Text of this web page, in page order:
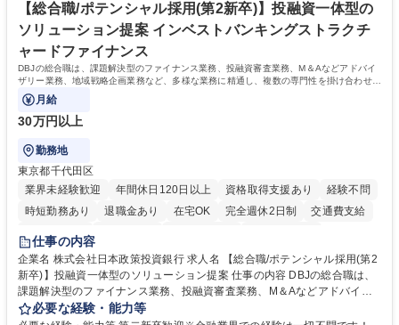
社員から頼られる存在になることができます。平均19:30の退勤以降の業
務の持ち帰りも禁止されており、メリハリのある働き方となります。 学
歴・資格 学歴：大学院 大学 高専 短大 語学力： 資格：
【総合職/ポテンシャル採用(第2新卒)】投融資一体型の
ソリューション提案 インベストバンキングストラクチ
ャードファイナンス
DBJの総合職は、課題解決型のファイナンス業務、投融資審査業務、M＆Aなどアドバイ
ザリー業務、地域戦略企画業務など、多様な業務に精通し、複数の専門性を掛け合わせて
広く社会に貢献していく職種です。
月給
30万円以上
勤務地
東京都千代田区
業界未経験歓迎
年間休日120日以上 資格取得支援あり
経験不問
時短勤務あり
退職金あり 在宅OK 完全週休2日制
交通費支給
駅近5分以内
食事補助あり
託児所あり
仕事の内容
企業名 株式会社日本政策投資銀行 求人名 【総合職/ポテンシャル採用(第2
新卒)】投融資一体型のソリューション提案 仕事の内容 DBJの総合職は、
課題解決型のファイナンス業務、投融資審査業務、M＆Aなどアドバイザ
リー業務、地域戦略企画業務など、多様な業務に精通し、複数の専門性を
必要な経験・能力等